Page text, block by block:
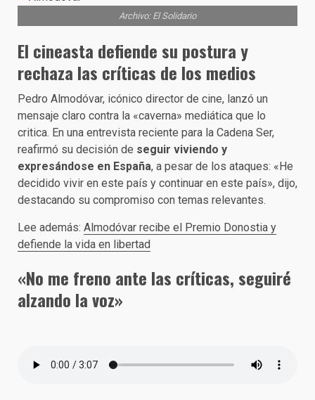
Archivo: El Solidario
El cineasta defiende su postura y
rechaza las críticas de los medios
Pedro Almodóvar, icónico director de cine, lanzó un
mensaje claro contra la «caverna» mediática que lo
critica. En una entrevista reciente para la Cadena Ser,
reafirmó su decisión de seguir viviendo y
expresándose en España, a pesar de los ataques: «He
decidido vivir en este país y continuar en este país», dijo,
destacando su compromiso con temas relevantes.
Lee además: Almodóvar recibe el Premio Donostia y
defiende la vida en libertad
«No me freno ante las críticas, seguiré
alzando la voz»